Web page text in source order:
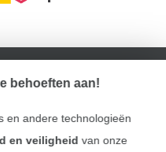
behoeften aan!
en andere technologieën
en veiligheid van onze